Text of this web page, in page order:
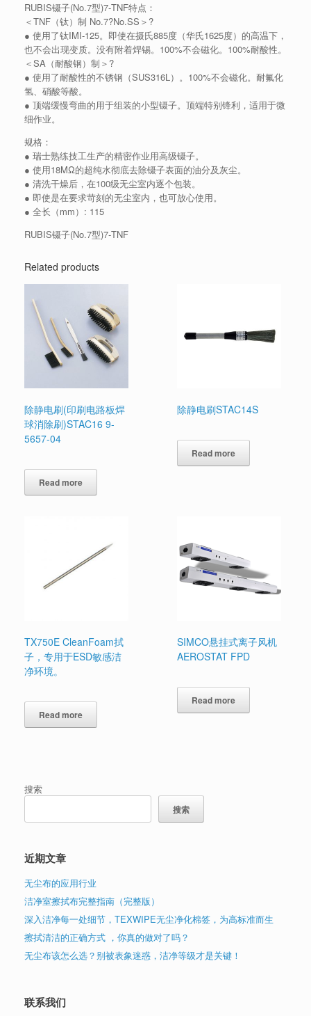
RUBIS镊子(No.7型)7-TNF特点：
＜TNF（钛）制 No.7?No.SS＞?
● 使用了钛IMI-125。即使在摄氏885度（华氏1625度）的高温下，
也不会出现变质。没有附着焊锡。100%不会磁化。100%耐酸性。
＜SA（耐酸钢）制＞?
● 使用了耐酸性的不锈钢（SUS316L）。100%不会磁化。耐氟化
氢、硝酸等酸。
● 顶端缓慢弯曲的用于组装的小型镊子。顶端特别锋利，适用于微
细作业。
规格：
● 瑞士熟练技工生产的精密作业用高级镊子。
● 使用18MΩ的超纯水彻底去除镊子表面的油分及灰尘。
● 清洗干燥后，在100级无尘室内逐个包装。
● 即使是在要求苛刻的无尘室内，也可放心使用。
● 全长（mm）: 115
RUBIS镊子(No.7型)7-TNF
Related products
除静电刷(印刷电路板焊
球消除刷)STAC16 9-
5657-04
Read more
除静电刷STAC14S
Read more
TX750E CleanFoam拭
子，专用于ESD敏感洁
净环境。
Read more
SIMCO悬挂式离子风机
AEROSTAT FPD
Read more
搜索
搜索
近期文章
无尘布的应用行业
洁净室擦拭布完整指南（完整版）
深入洁净每一处细节，TEXWIPE无尘净化棉签，为高标准而生
擦拭清洁的正确方式 ，你真的做对了吗？
无尘布该怎么选？别被表象迷惑，洁净等级才是关键！
联系我们